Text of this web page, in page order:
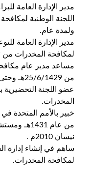
مدير الإدارة العامة
ولمدة عام.
مدير الإدارة العامة
لمكافحة المخدرات من 1/6/1429هـ حتى 25/6/1432هـ.
مساعد مدير عام مكافحة
من 25/6/1429هـ وحتى الآن.
عضو اللجنة التحضيرية
المخدرات.
خبير بالأمم
من عام
نيسان 2010م .
ساهم في إنشاء إدارة
لمكافحة المخدرات.